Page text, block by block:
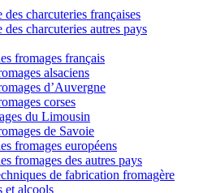
charcuteries françaises
charcuteries autres pays
fromages français
alsaciens
d’Auvergne
corses
du Limousin
de Savoie
fromages européens
fromages des autres pays
de fabrication fromagère
et alcools